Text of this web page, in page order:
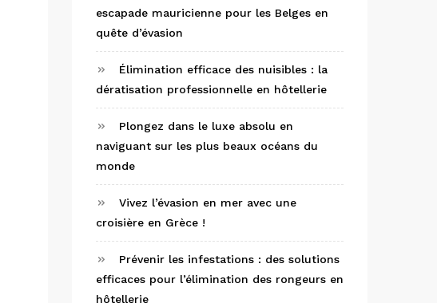
escapade mauricienne pour les Belges en
quête d’évasion
Élimination efficace des nuisibles : la
dératisation professionnelle en hôtellerie
Plongez dans le luxe absolu en
naviguant sur les plus beaux océans du
monde
Vivez l’évasion en mer avec une
croisière en Grèce !
Prévenir les infestations : des solutions
efficaces pour l’élimination des rongeurs en
hôtellerie